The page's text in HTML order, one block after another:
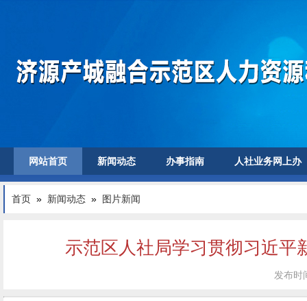
网站首页 新闻动态 办事指南 人社业务网上办
首页 » 新闻动态 » 图片新闻
示范区人社局学习贯彻习近平
发布时